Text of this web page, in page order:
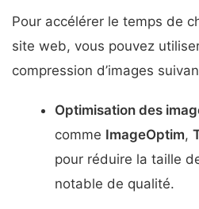
Pour accélérer le temps de
site web, vous pouvez
compression d’images
Optimisation des
comme ImageOptim,
pour réduire la taille
notable de qualité.